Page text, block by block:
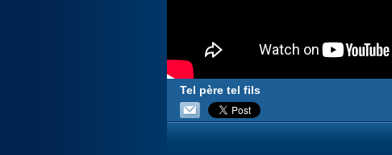
Tel père tel fils